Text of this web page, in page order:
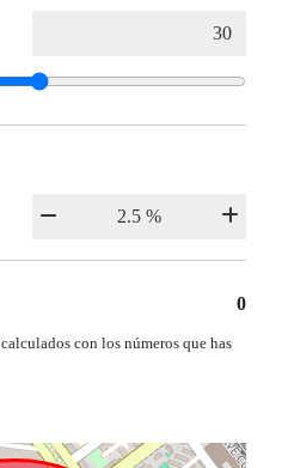
0
con los números que has